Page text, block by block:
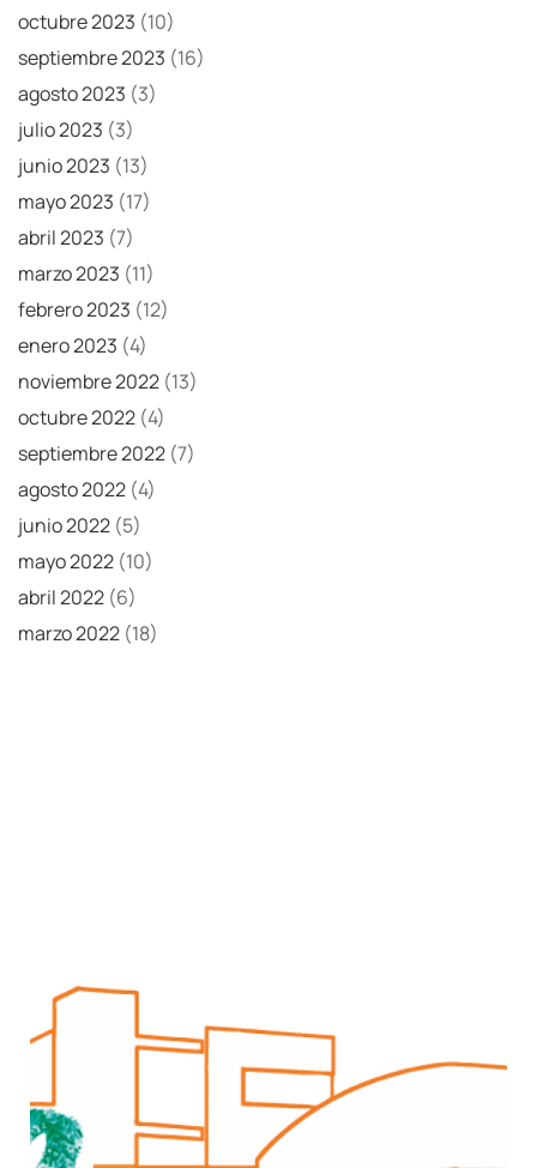
octubre 2023 (10)
septiembre 2023 (16)
agosto 2023 (3)
julio 2023 (3)
junio 2023 (13)
mayo 2023 (17)
abril 2023 (7)
marzo 2023 (11)
febrero 2023 (12)
enero 2023 (4)
noviembre 2022 (13)
octubre 2022 (4)
septiembre 2022 (7)
agosto 2022 (4)
junio 2022 (5)
mayo 2022 (10)
abril 2022 (6)
marzo 2022 (18)